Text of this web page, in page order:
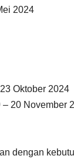
2024
Oktober 2024
20 November
dengan